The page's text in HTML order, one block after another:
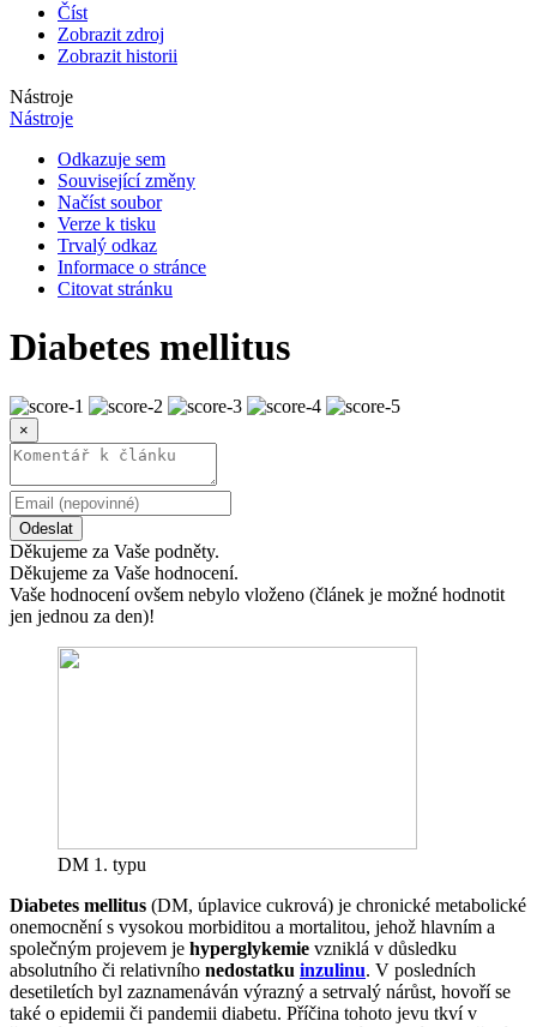
Číst
Zobrazit zdroj
Zobrazit historii
Nástroje
Nástroje
Odkazuje sem
Související změny
Načíst soubor
Verze k tisku
Trvalý odkaz
Informace o stránce
Citovat stránku
Diabetes mellitus
×
Odeslat
Děkujeme za Vaše podněty.
Děkujeme za Vaše hodnocení.
Vaše hodnocení ovšem nebylo vloženo (článek je možné hodnotit
jen jednou za den)!
DM 1. typu
Diabetes mellitus (DM, úplavice cukrová) je chronické metabolické
onemocnění s vysokou morbiditou a mortalitou, jehož hlavním a
společným projevem je hyperglykemie vzniklá v důsledku
absolutního či relativního nedostatku inzulinu. V posledních
desetiletích byl zaznamenáván výrazný a setrvalý nárůst, hovoří se
také o epidemii či pandemii diabetu. Příčina tohoto jevu tkví v